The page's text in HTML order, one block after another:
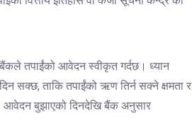
तपाईंको आवेदन स्वीकृत गर्दछ। ध्यान
सक्छ, ताकि तपाईंको ऋण तिर्न सक्ने क्षमता र
आवेदन बुझाएको दिनदेखि बैंक अनुसार